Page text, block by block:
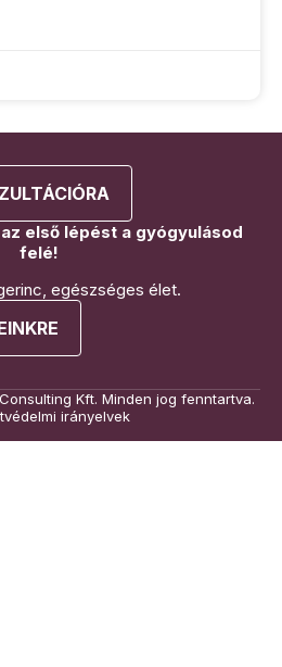
első lépést a gyógyulásod
felé!
egészséges élet.
Kft. Minden jog fenntartva.
irányelvek